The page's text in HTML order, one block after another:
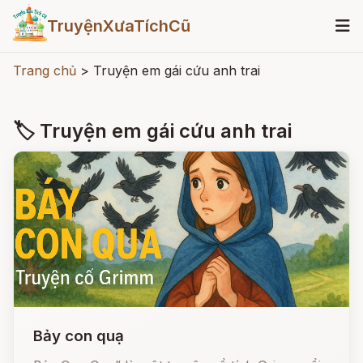
TruyệnXưaTíchCũ
Trang chủ > Truyện em gái cứu anh trai
🏷 Truyện em gái cứu anh trai
Bảy con quạ